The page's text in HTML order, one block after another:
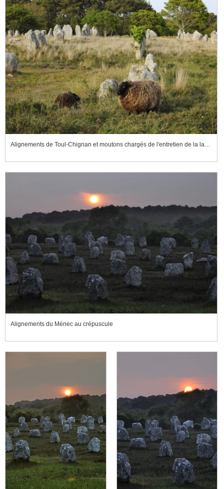
Alignements de Toul-Chignan et moutons chargés de l'entretien de la lande
Alignements du Ménec au crépuscule